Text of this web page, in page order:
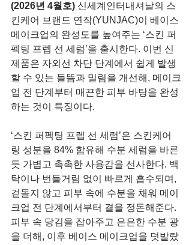
(2026년 4월호) 신세계인터내셔날의 스
킨케어 브랜드 연작(YUNJAC)이 베이스
메이크업의 완성도를 높여주는 ‘스킨 퍼
펙팅 프렙 선 세럼’을 출시한다. 이번 신
제품은 자외선 차단 단계에서 쉽게 발생
할 수 있는 들뜸과 밀림을 개선해, 메이크
업 전 단계부터 매끈한 피부 바탕을 완성
하는 것이 특징이다.
‘스킨 퍼펙팅 프렙 선 세럼’은 스킨케어
링 성분을 84% 함유해 수분 세럼을 바른
듯 가볍고 촉촉한 사용감을 선사한다. 백
탁이나 번들거림 없이 빠르게 흡수되며,
겉돌지 않고 피부 속에 수분을 채워 메이
크업 전 단계에서부터 결을 정돈해준다.
피부 속 당김을 잡아주고 은은한 수분 광
을 더해, 이후 베이스 메이크업을 덧발랐